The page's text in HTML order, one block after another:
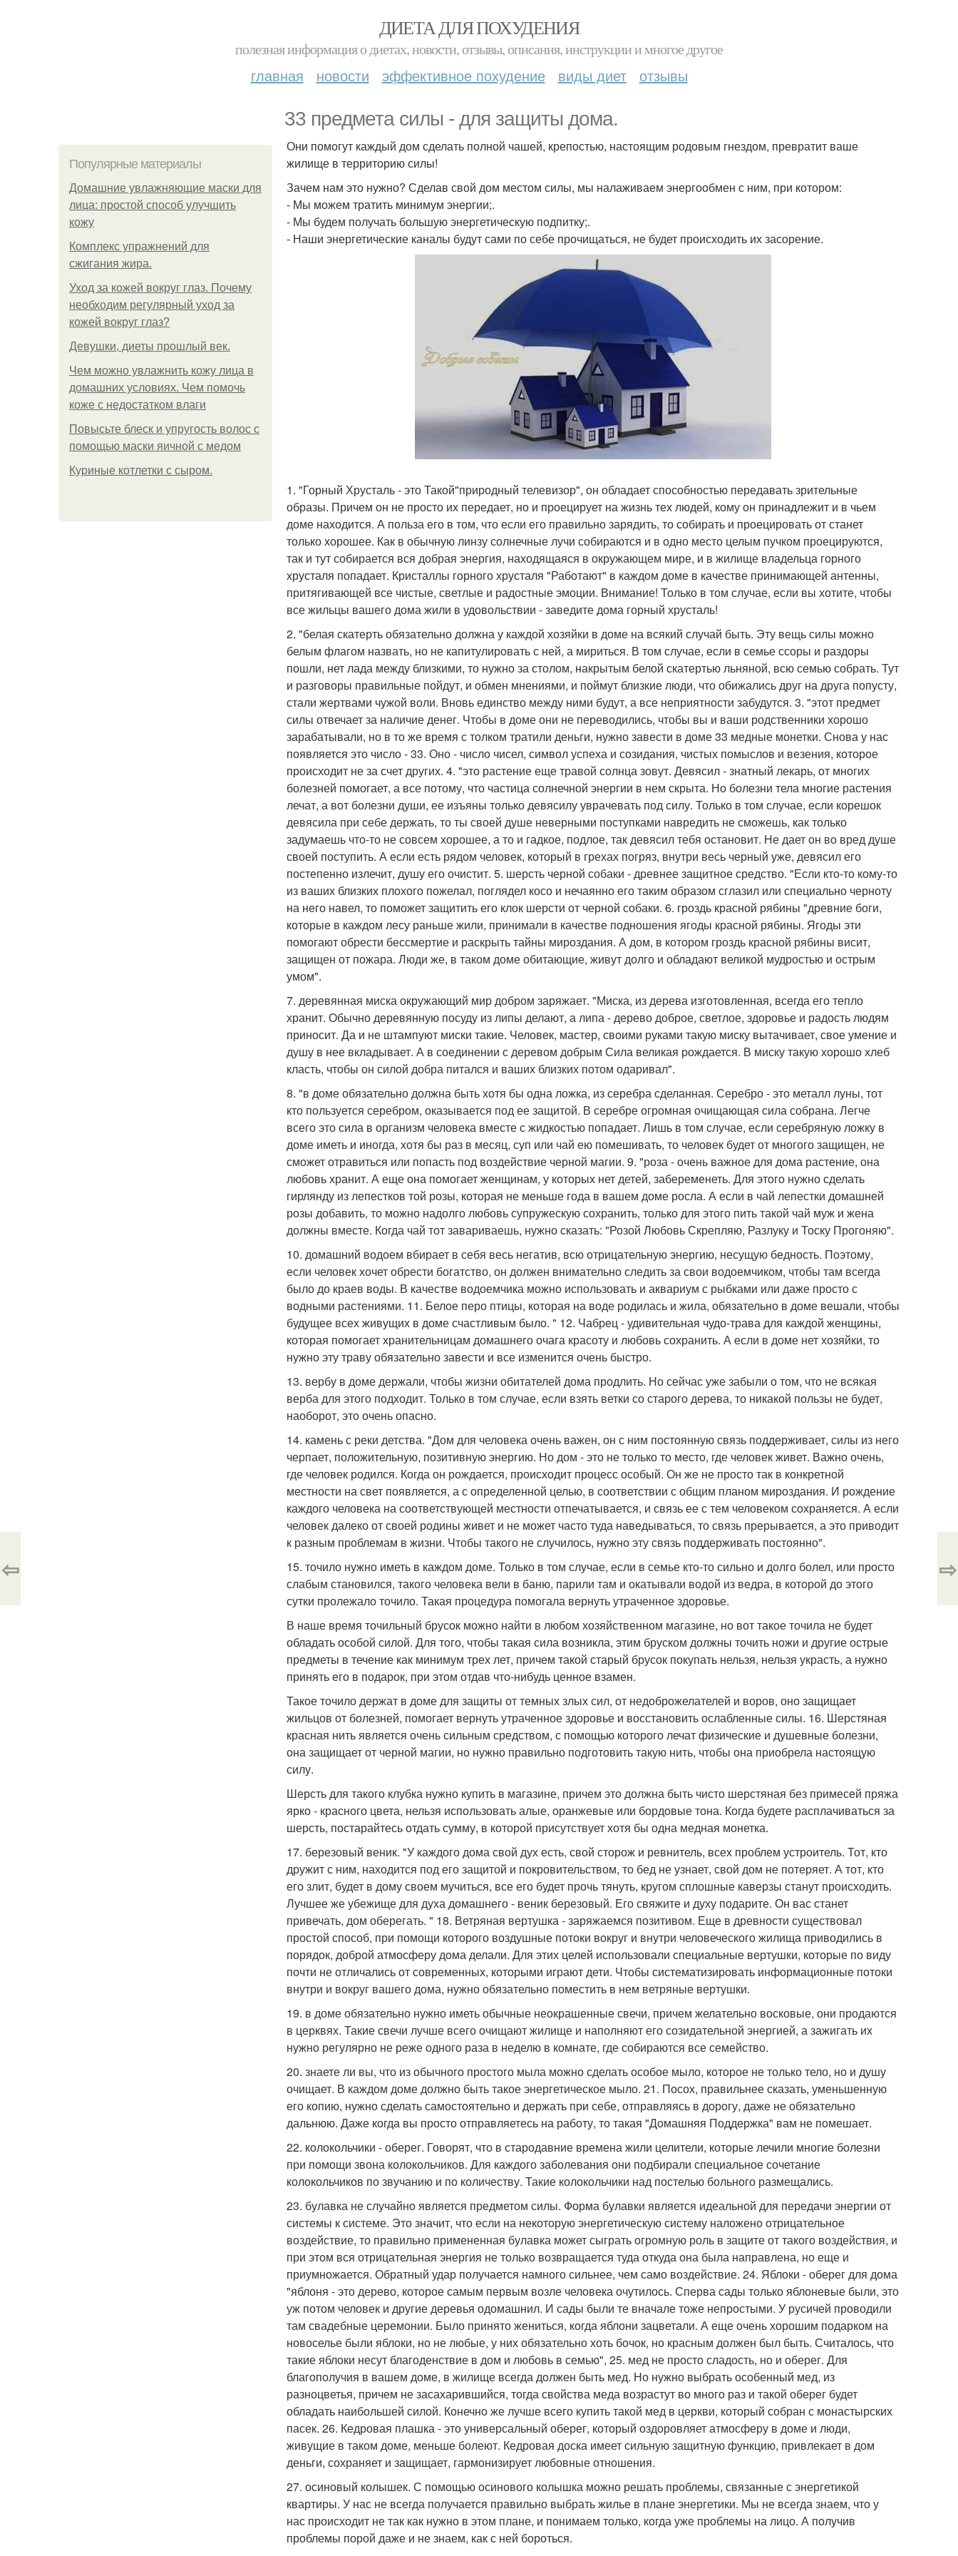
ДИЕТА ДЛЯ ПОХУДЕНИЯ
полезная информация о диетах, новости, отзывы, описания, инструкции и многое другое
главная новости эффективное похудение виды диет отзывы
33 предмета силы - для защиты дома.
Популярные материалы
Домашние увлажняющие маски для
лица: простой способ улучшить
кожу
Комплекс упражнений для
сжигания жира.
Уход за кожей вокруг глаз. Почему
необходим регулярный уход за
кожей вокруг глаз?
Девушки, диеты прошлый век.
Чем можно увлажнить кожу лица в
домашних условиях. Чем помочь
коже с недостатком влаги
Повысьте блеск и упругость волос с
помощью маски яичной с медом
Куриные котлетки с сыром.
Они помогут каждый дом сделать полной чашей, крепостью, настоящим родовым гнездом, превратит ваше
жилище в территорию силы!
Зачем нам это нужно? Сделав свой дом местом силы, мы налаживаем энергообмен с ним, при котором:
- Мы можем тратить минимум энергии;.
- Мы будем получать большую энергетическую подпитку;.
- Наши энергетические каналы будут сами по себе прочищаться, не будет происходить их засорение.
1. "Горный Хрусталь - это Такой"природный телевизор", он обладает способностью передавать зрительные
образы. Причем он не просто их передает, но и проецирует на жизнь тех людей, кому он принадлежит и в чьем
доме находится. А польза его в том, что если его правильно зарядить, то собирать и проецировать от станет
только хорошее. Как в обычную линзу солнечные лучи собираются и в одно место целым пучком проецируются,
так и тут собирается вся добрая энергия, находящаяся в окружающем мире, и в жилище владельца горного
хрусталя попадает. Кристаллы горного хрусталя "Работают" в каждом доме в качестве принимающей антенны,
притягивающей все чистые, светлые и радостные эмоции. Внимание! Только в том случае, если вы хотите, чтобы
все жильцы вашего дома жили в удовольствии - заведите дома горный хрусталь!
2. "белая скатерть обязательно должна у каждой хозяйки в доме на всякий случай быть. Эту вещь силы можно
белым флагом назвать, но не капитулировать с ней, а мириться. В том случае, если в семье ссоры и раздоры
пошли, нет лада между близкими, то нужно за столом, накрытым белой скатертью льняной, всю семью собрать. Тут
и разговоры правильные пойдут, и обмен мнениями, и поймут близкие люди, что обижались друг на друга попусту,
стали жертвами чужой воли. Вновь единство между ними будут, а все неприятности забудутся. 3. "этот предмет
силы отвечает за наличие денег. Чтобы в доме они не переводились, чтобы вы и ваши родственники хорошо
зарабатывали, но в то же время с толком тратили деньги, нужно завести в доме 33 медные монетки. Снова у нас
появляется это число - 33. Оно - число чисел, символ успеха и созидания, чистых помыслов и везения, которое
происходит не за счет других. 4. "это растение еще травой солнца зовут. Девясил - знатный лекарь, от многих
болезней помогает, а все потому, что частица солнечной энергии в нем скрыта. Но болезни тела многие растения
лечат, а вот болезни души, ее изъяны только девясилу уврачевать под силу. Только в том случае, если корешок
девясила при себе держать, то ты своей душе неверными поступками навредить не сможешь, как только
задумаешь что-то не совсем хорошее, а то и гадкое, подлое, так девясил тебя остановит. Не дает он во вред душе
своей поступить. А если есть рядом человек, который в грехах погряз, внутри весь черный уже, девясил его
постепенно излечит, душу его очистит. 5. шерсть черной собаки - древнее защитное средство. "Если кто-то кому-то
из ваших близких плохого пожелал, поглядел косо и нечаянно его таким образом сглазил или специально черноту
на него навел, то поможет защитить его клок шерсти от черной собаки. 6. гроздь красной рябины "древние боги,
которые в каждом лесу раньше жили, принимали в качестве подношения ягоды красной рябины. Ягоды эти
помогают обрести бессмертие и раскрыть тайны мироздания. А дом, в котором гроздь красной рябины висит,
защищен от пожара. Люди же, в таком доме обитающие, живут долго и обладают великой мудростью и острым
умом".
7. деревянная миска окружающий мир добром заряжает. "Миска, из дерева изготовленная, всегда его тепло
хранит. Обычно деревянную посуду из липы делают, а липа - дерево доброе, светлое, здоровье и радость людям
приносит. Да и не штампуют миски такие. Человек, мастер, своими руками такую миску вытачивает, свое умение и
душу в нее вкладывает. А в соединении с деревом добрым Сила великая рождается. В миску такую хорошо хлеб
класть, чтобы он силой добра питался и ваших близких потом одаривал".
8. "в доме обязательно должна быть хотя бы одна ложка, из серебра сделанная. Серебро - это металл луны, тот
кто пользуется серебром, оказывается под ее защитой. В серебре огромная очищающая сила собрана. Легче
всего это сила в организм человека вместе с жидкостью попадает. Лишь в том случае, если серебряную ложку в
доме иметь и иногда, хотя бы раз в месяц, суп или чай ею помешивать, то человек будет от многого защищен, не
сможет отравиться или попасть под воздействие черной магии. 9. "роза - очень важное для дома растение, она
любовь хранит. А еще она помогает женщинам, у которых нет детей, забеременеть. Для этого нужно сделать
гирлянду из лепестков той розы, которая не меньше года в вашем доме росла. А если в чай лепестки домашней
розы добавить, то можно надолго любовь супружескую сохранить, только для этого пить такой чай муж и жена
должны вместе. Когда чай тот завариваешь, нужно сказать: "Розой Любовь Скрепляю, Разлуку и Тоску Прогоняю".
10. домашний водоем вбирает в себя весь негатив, всю отрицательную энергию, несущую бедность. Поэтому,
если человек хочет обрести богатство, он должен внимательно следить за свои водоемчиком, чтобы там всегда
было до краев воды. В качестве водоемчика можно использовать и аквариум с рыбками или даже просто с
водными растениями. 11. Белое перо птицы, которая на воде родилась и жила, обязательно в доме вешали, чтобы
будущее всех живущих в доме счастливым было. " 12. Чабрец - удивительная чудо-трава для каждой женщины,
которая помогает хранительницам домашнего очага красоту и любовь сохранить. А если в доме нет хозяйки, то
нужно эту траву обязательно завести и все изменится очень быстро.
13. вербу в доме держали, чтобы жизни обитателей дома продлить. Но сейчас уже забыли о том, что не всякая
верба для этого подходит. Только в том случае, если взять ветки со старого дерева, то никакой пользы не будет,
наоборот, это очень опасно.
14. камень с реки детства. "Дом для человека очень важен, он с ним постоянную связь поддерживает, силы из него
черпает, положительную, позитивную энергию. Но дом - это не только то место, где человек живет. Важно очень,
где человек родился. Когда он рождается, происходит процесс особый. Он же не просто так в конкретной
местности на свет появляется, а с определенной целью, в соответствии с общим планом мироздания. И рождение
каждого человека на соответствующей местности отпечатывается, и связь ее с тем человеком сохраняется. А если
человек далеко от своей родины живет и не может часто туда наведываться, то связь прерывается, а это приводит
к разным проблемам в жизни. Чтобы такого не случилось, нужно эту связь поддерживать постоянно".
15. точило нужно иметь в каждом доме. Только в том случае, если в семье кто-то сильно и долго болел, или просто
слабым становился, такого человека вели в баню, парили там и окатывали водой из ведра, в которой до этого
сутки пролежало точило. Такая процедура помогала вернуть утраченное здоровье.
В наше время точильный брусок можно найти в любом хозяйственном магазине, но вот такое точила не будет
обладать особой силой. Для того, чтобы такая сила возникла, этим бруском должны точить ножи и другие острые
предметы в течение как минимум трех лет, причем такой старый брусок покупать нельзя, нельзя украсть, а нужно
принять его в подарок, при этом отдав что-нибудь ценное взамен.
Такое точило держат в доме для защиты от темных злых сил, от недоброжелателей и воров, оно защищает
жильцов от болезней, помогает вернуть утраченное здоровье и восстановить ослабленные силы. 16. Шерстяная
красная нить является очень сильным средством, с помощью которого лечат физические и душевные болезни,
она защищает от черной магии, но нужно правильно подготовить такую нить, чтобы она приобрела настоящую
силу.
Шерсть для такого клубка нужно купить в магазине, причем это должна быть чисто шерстяная без примесей пряжа
ярко - красного цвета, нельзя использовать алые, оранжевые или бордовые тона. Когда будете расплачиваться за
шерсть, постарайтесь отдать сумму, в которой присутствует хотя бы одна медная монетка.
17. березовый веник. "У каждого дома свой дух есть, свой сторож и ревнитель, всех проблем устроитель. Тот, кто
дружит с ним, находится под его защитой и покровительством, то бед не узнает, свой дом не потеряет. А тот, кто
его злит, будет в дому своем мучиться, все его будет прочь тянуть, кругом сплошные каверзы станут происходить.
Лучшее же убежище для духа домашнего - веник березовый. Его свяжите и духу подарите. Он вас станет
привечать, дом оберегать. " 18. Ветряная вертушка - заряжаемся позитивом. Еще в древности существовал
простой способ, при помощи которого воздушные потоки вокруг и внутри человеческого жилища приводились в
порядок, доброй атмосферу дома делали. Для этих целей использовали специальные вертушки, которые по виду
почти не отличались от современных, которыми играют дети. Чтобы систематизировать информационные потоки
внутри и вокруг вашего дома, нужно обязательно поместить в нем ветряные вертушки.
19. в доме обязательно нужно иметь обычные неокрашенные свечи, причем желательно восковые, они продаются
в церквях. Такие свечи лучше всего очищают жилище и наполняют его созидательной энергией, а зажигать их
нужно регулярно не реже одного раза в неделю в комнате, где собираются все семейство.
20. знаете ли вы, что из обычного простого мыла можно сделать особое мыло, которое не только тело, но и душу
очищает. В каждом доме должно быть такое энергетическое мыло. 21. Посох, правильнее сказать, уменьшенную
его копию, нужно сделать самостоятельно и держать при себе, отправляясь в дорогу, даже не обязательно
дальнюю. Даже когда вы просто отправляетесь на работу, то такая "Домашняя Поддержка" вам не помешает.
22. колокольчики - оберег. Говорят, что в стародавние времена жили целители, которые лечили многие болезни
при помощи звона колокольчиков. Для каждого заболевания они подбирали специальное сочетание
колокольчиков по звучанию и по количеству. Такие колокольчики над постелью больного размещались.
23. булавка не случайно является предметом силы. Форма булавки является идеальной для передачи энергии от
системы к системе. Это значит, что если на некоторую энергетическую систему наложено отрицательное
воздействие, то правильно примененная булавка может сыграть огромную роль в защите от такого воздействия, и
при этом вся отрицательная энергия не только возвращается туда откуда она была направлена, но еще и
приумножается. Обратный удар получается намного сильнее, чем само воздействие. 24. Яблоки - оберег для дома
"яблоня - это дерево, которое самым первым возле человека очутилось. Сперва сады только яблоневые были, это
уж потом человек и другие деревья одомашнил. И сады были те вначале тоже непростыми. У русичей проводили
там свадебные церемонии. Было принято жениться, когда яблони зацветали. А еще очень хорошим подарком на
новоселье были яблоки, но не любые, у них обязательно хоть бочок, но красным должен был быть. Считалось, что
такие яблоки несут благоденствие в дом и любовь в семью", 25. мед не просто сладость, но и оберег. Для
благополучия в вашем доме, в жилище всегда должен быть мед. Но нужно выбрать особенный мед, из
разноцветья, причем не засахарившийся, тогда свойства меда возрастут во много раз и такой оберег будет
обладать наибольшей силой. Конечно же лучше всего купить такой мед в церкви, который собран с монастырских
пасек. 26. Кедровая плашка - это универсальный оберег, который оздоровляет атмосферу в доме и люди,
живущие в таком доме, меньше болеют. Кедровая доска имеет сильную защитную функцию, привлекает в дом
деньги, сохраняет и защищает, гармонизирует любовные отношения.
27. осиновый колышек. С помощью осинового колышка можно решать проблемы, связанные с энергетикой
квартиры. У нас не всегда получается правильно выбрать жилье в плане энергетики. Мы не всегда знаем, что у
нас происходит не так как нужно в этом плане, и понимаем только, когда уже проблемы на лицо. А получив
проблемы порой даже и не знаем, как с ней бороться.
⇦ ⇨